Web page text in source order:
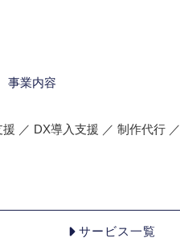
事業内容
／ DX導入支援 ／ 制作代行 ／
サービス一覧